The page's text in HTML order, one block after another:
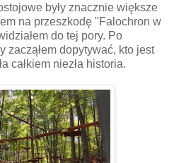
były znacznie większe
na przeszkodę "Falochron w
do tej pory. Po
zacząłem dopytywać, kto jest
całkiem niezła historia.